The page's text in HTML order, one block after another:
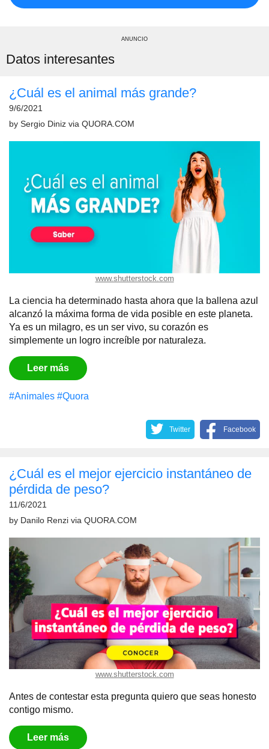
ANUNCIO
Datos interesantes
¿Cuál es el animal más grande?
9/6/2021
by Sergio Diniz via QUORA.COM
www.shutterstock.com
La ciencia ha determinado hasta ahora que la ballena azul
alcanzó la máxima forma de vida posible en este planeta.
Ya es un milagro, es un ser vivo, su corazón es
simplemente un logro increíble por naturaleza.
Leer más
#Animales #Quora
Twitter Facebook
¿Cuál es el mejor ejercicio instantáneo de
pérdida de peso?
11/6/2021
by Danilo Renzi via QUORA.COM
www.shutterstock.com
Antes de contestar esta pregunta quiero que seas honesto
contigo mismo.
Leer más